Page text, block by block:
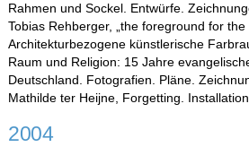
Rahmen und Sockel. Entwürfe.
Tobias Rehberger, „the foreground for the
Architekturbezogene künstlerische
Raum und Religion: 15 Jahre
Deutschland. Fotografien. Pläne.
Mathilde ter Heijne, Forgetting. Installation
2004